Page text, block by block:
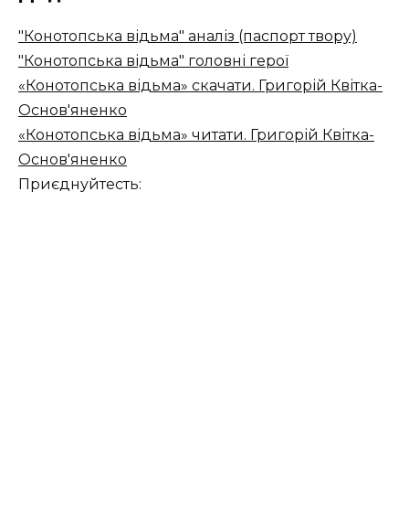
"Конотопська відьма" аналіз (паспорт твору)
"Конотопська відьма" головні герої
«Конотопська відьма» скачати. Григорій Квітка-
Основ'яненко
«Конотопська відьма» читати. Григорій Квітка-
Основ'яненко
Приєднуйтесть: